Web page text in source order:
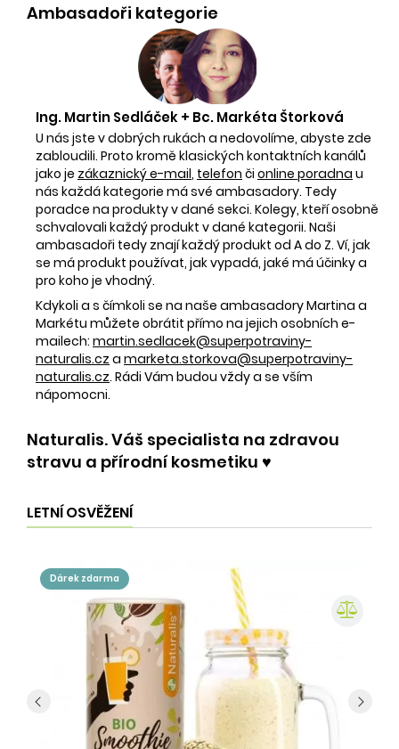
Ambasadoři kategorie
Ing. Martin Sedláček + Bc. Markéta Štorková
U nás jste v dobrých rukách a nedovolíme, abyste zde
zabloudili. Proto kromě klasických kontaktních kanálů
jako je zákaznický e-mail, telefon či online poradna u
nás každá kategorie má své ambasadory. Tedy
poradce na produkty v dané sekci. Kolegy, kteří osobně
schvalovali každý produkt v dané kategorii. Naši
ambasadoři tedy znají každý produkt od A do Z. Ví, jak
se má produkt používat, jak vypadá, jaké má účinky a
pro koho je vhodný.
Kdykoli a s čímkoli se na naše ambasadory Martina a
Markétu můžete obrátit přímo na jejich osobních e-
mailech: martin.sedlacek@superpotraviny-
naturalis.cz a marketa.storkova@superpotraviny-
naturalis.cz. Rádi Vám budou vždy a se vším
nápomocni.
Naturalis. Váš specialista na zdravou
stravu a přírodní kosmetiku ♥️
LETNÍ OSVĚŽENÍ
dárek zdarma